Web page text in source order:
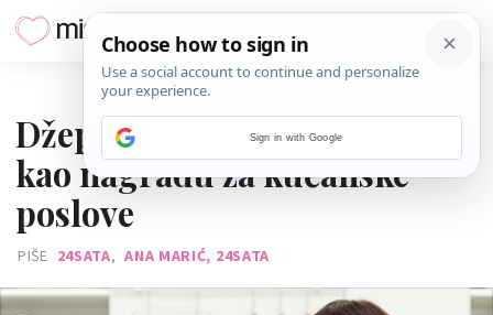
Džeparac djeci nemoj davati
kao nagradu za kućanske
poslove
PIŠE 24SATA, ANA MARIĆ, 24SATA
Sign in with Google